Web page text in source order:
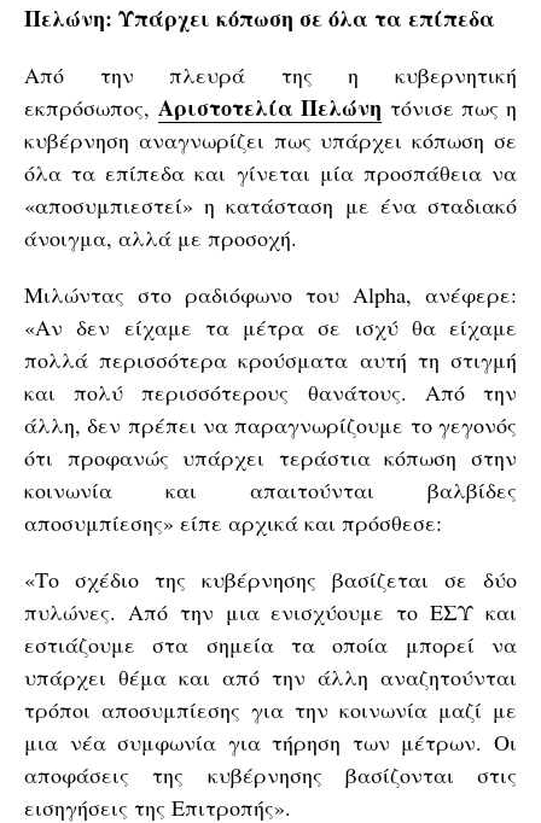
Πελώνη: Υπάρχει κόπωση σε όλα τα επίπεδα
Από την πλευρά της η κυβερνητική
εκπρόσωπος, Αριστοτελία Πελώνη τόνισε πως η
κυβέρνηση αναγνωρίζει πως υπάρχει κόπωση σε
όλα τα επίπεδα και γίνεται μία προσπάθεια να
«αποσυμπιεστεί» η κατάσταση με ένα σταδιακό
άνοιγμα, αλλά με προσοχή.
Μιλώντας στο ραδιόφωνο του Alpha, ανέφερε:
«Αν δεν είχαμε τα μέτρα σε ισχύ θα είχαμε
πολλά περισσότερα κρούσματα αυτή τη στιγμή
και πολύ περισσότερους θανάτους. Από την
άλλη, δεν πρέπει να παραγνωρίζουμε το γεγονός
ότι προφανώς υπάρχει τεράστια κόπωση στην
κοινωνία και απαιτούνται βαλβίδες
αποσυμπίεσης» είπε αρχικά και πρόσθεσε:
«Το σχέδιο της κυβέρνησης βασίζεται σε δύο
πυλώνες. Από την μια ενισχύουμε το ΕΣΥ και
εστιάζουμε στα σημεία τα οποία μπορεί να
υπάρχει θέμα και από την άλλη αναζητούνται
τρόποι αποσυμπίεσης για την κοινωνία μαζί με
μια νέα συμφωνία για τήρηση των μέτρων. Οι
αποφάσεις της κυβέρνησης βασίζονται στις
εισηγήσεις της Επιτροπής».